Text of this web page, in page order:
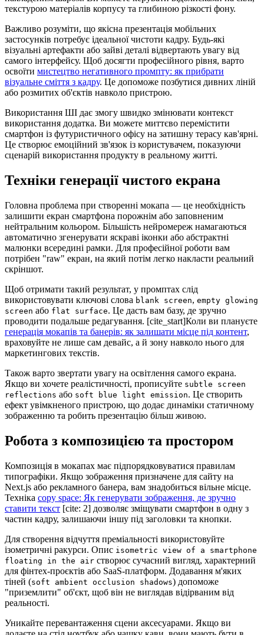
текстурою матеріалів корпусу та глибиною різкості фону.
Важливо розуміти, що якісна презентація мобільних
застосунків потребує ідеальної чистоти кадру. Будь-які
візуальні артефакти або зайві деталі відвертають увагу від
самого інтерфейсу. Щоб досягти професійного рівня, варто
освоїти мистецтво негативного промпту: як прибрати
візуальне сміття з кадру. Це допоможе позбутися дивних ліній
або розмитих об'єктів навколо пристрою.
Використання ШІ дає змогу швидко змінювати контекст
використання додатка. Ви можете миттєво перемістити
смартфон із футуристичного офісу на затишну терасу кав'ярні.
Це створює емоційний зв'язок із користувачем, показуючи
сценарій використання продукту в реальному житті.
Техніки генерації чистого екрана
Головна проблема при створенні мокапа — це необхідність
залишити екран смартфона порожнім або заповненим
нейтральним кольором. Більшість нейромереж намагаються
автоматично згенерувати яскраві іконки або абстрактні
малюнки всередині рамки. Для професійної роботи вам
потрібен "raw" екран, на який потім легко накласти реальний
скріншот.
Щоб отримати такий результат, у промптах слід
використовувати ключові слова blank screen, empty glowing
screen або flat surface. Це дасть вам базу, де зручно
проводити подальше редагування. [cite_start]Коли ви плануєте
генерація мокапів та банерів: як залишати місце під контент,
враховуйте не лише сам девайс, а й зону навколо нього для
маркетингових текстів.
Також варто звертати увагу на освітлення самого екрана.
Якщо ви хочете реалістичності, прописуйте subtle screen
reflections або soft blue light emission. Це створить
ефект увімкненого пристрою, що додає динаміки статичному
зображенню та робить презентацію більш живою.
Робота з композицією та простором
Композиція в мокапах має підпорядковуватися правилам
типографіки. Якщо зображення призначене для сайту на
Next.js або рекламного банера, вам знадобиться вільне місце.
Техніка copy space: Як генерувати зображення, де зручно
ставити текст [cite: 2] дозволяє зміщувати смартфон в одну з
частин кадру, залишаючи іншу під заголовки та кнопки.
Для створення відчуття преміальності використовуйте
ізометричні ракурси. Опис isometric view of a smartphone
floating in the air створює сучасний вигляд, характерний
для фінтех-проєктів або SaaS-платформ. Додавання м'яких
тіней (soft ambient occlusion shadows) допоможе
"приземлити" об'єкт, щоб він не виглядав відірваним від
реальності.
Уникайте перевантаження сцени аксесуарами. Якщо ви